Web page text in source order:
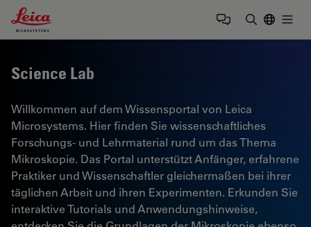
Leica Microsystems Logo
Science Lab
Willkommen auf dem Wissensportal von Leica
Microsystems. Hier finden Sie wissenschaftliches
Forschungs- und Lehrmaterial rund um das Thema
Mikroskopie. Das Portal unterstützt Anfänger, erfahrene
Praktiker und Wissenschaftler gleichermaßen bei ihrer
täglichen Arbeit und ihren Experimenten. Erkunden Sie
interaktive Tutorials und Anwendungshinweise,